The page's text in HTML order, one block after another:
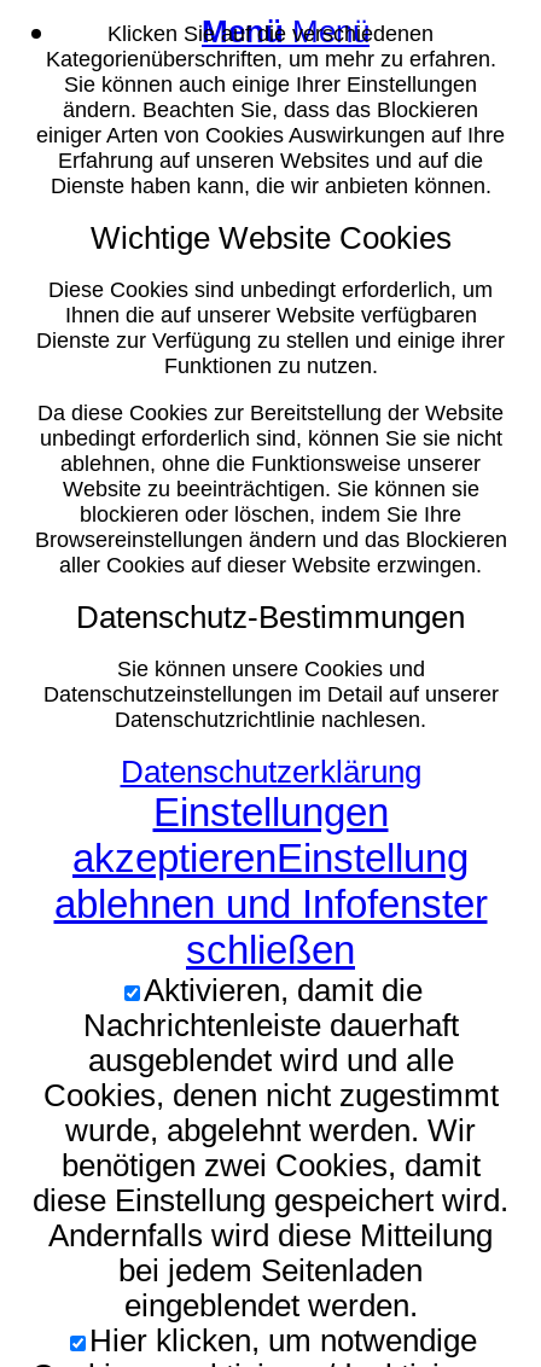
Menü Menü
Klicken Sie auf die verschiedenen
Kategorienüberschriften, um mehr zu erfahren.
Sie können auch einige Ihrer Einstellungen
ändern. Beachten Sie, dass das Blockieren
einiger Arten von Cookies Auswirkungen auf Ihre
Erfahrung auf unseren Websites und auf die
Dienste haben kann, die wir anbieten können.
Wichtige Website Cookies
Diese Cookies sind unbedingt erforderlich, um
Ihnen die auf unserer Website verfügbaren
Dienste zur Verfügung zu stellen und einige ihrer
Funktionen zu nutzen.
Da diese Cookies zur Bereitstellung der Website
unbedingt erforderlich sind, können Sie sie nicht
ablehnen, ohne die Funktionsweise unserer
Website zu beeinträchtigen. Sie können sie
blockieren oder löschen, indem Sie Ihre
Browsereinstellungen ändern und das Blockieren
aller Cookies auf dieser Website erzwingen.
Datenschutz-Bestimmungen
Sie können unsere Cookies und
Datenschutzeinstellungen im Detail auf unserer
Datenschutzrichtlinie nachlesen.
Datenschutzerklärung
Einstellungen
akzeptierenEinstellung
ablehnen und Infofenster
schließen
Aktivieren, damit die
Nachrichtenleiste dauerhaft
ausgeblendet wird und alle
Cookies, denen nicht zugestimmt
wurde, abgelehnt werden. Wir
benötigen zwei Cookies, damit
diese Einstellung gespeichert wird.
Andernfalls wird diese Mitteilung
bei jedem Seitenladen
eingeblendet werden.
Hier klicken, um notwendige